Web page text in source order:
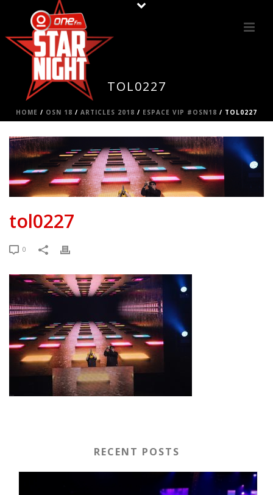
TOL0227
HOME / OSN 18 / ARTICLES 2018 / ESPACE VIP #OSN18 / TOL0227
tol0227
0
RECENT POSTS